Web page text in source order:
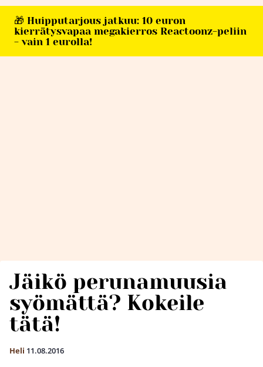
🎁 Huipputarjous jatkuu: 10 euron
kierrätysvapaa megakierros Reactoonz-peliin
- vain 1 eurolla!
Jäikö perunamuusia
syömättä? Kokeile
tätä!
Heli 11.08.2016